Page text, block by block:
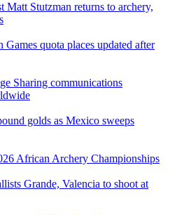
Matt Stutzman returns to archery,
quota places updated after
Sharing communications
golds as Mexico sweeps
African Archery Championships
Grande, Valencia to shoot at